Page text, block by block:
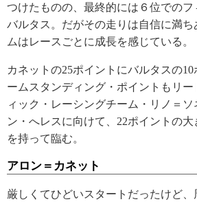
つけたものの、最終的には６位でのフ
バルタス。だがその走りは自信に満
ムはレースごとに成長を感じている。
カネットの25ポイントにバルタスの
ームスタンディング・ポイントもリ
ィック・レーシングチーム・リノ＝ソ
ン・へレスに向けて、22ポイントの
を持って臨む。
アロン＝カネット
厳しくてひどいスタートだったけど、